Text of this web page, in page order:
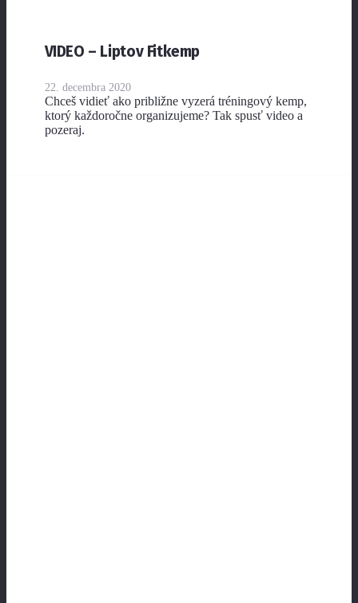
VIDEO – Liptov Fitkemp
22. decembra 2020
Chceš vidieť ako približne vyzerá tréningový kemp,
ktorý každoročne organizujeme? Tak spusť video a
pozeraj.